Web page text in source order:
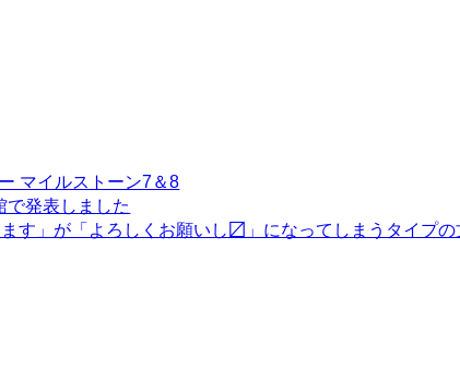
マイルストーン7＆8
で発表しました
ます」が「よろしくお願いし〼」になってしまうタイプ